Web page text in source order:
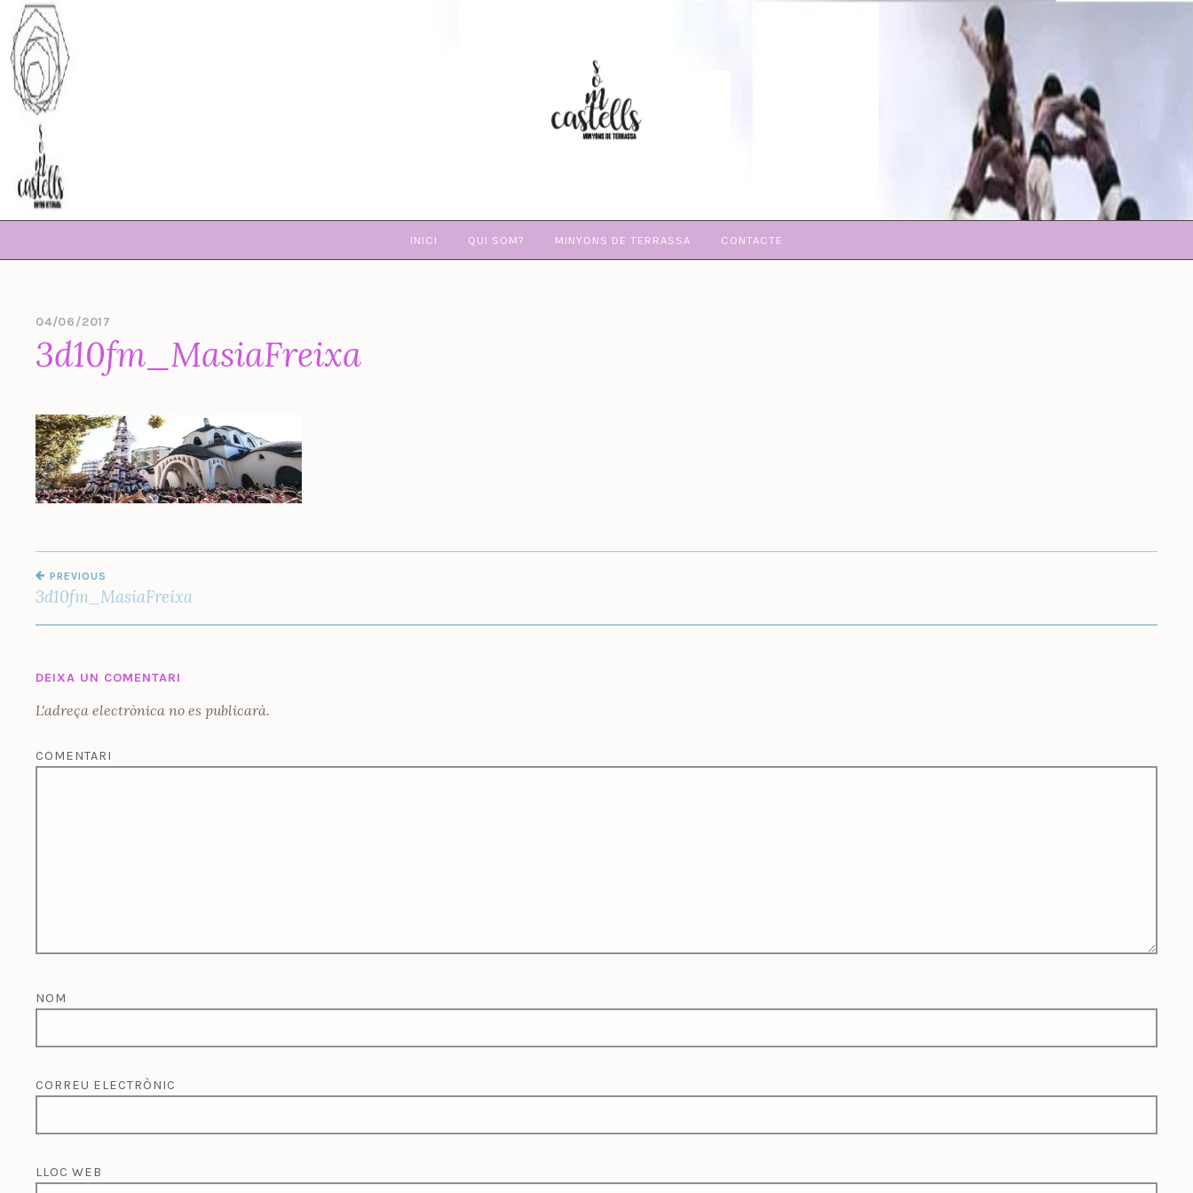
Skip
to
content
INICI QUI SOM? MINYONS DE TERRASSA CONTACTE
04/06/2017
Y
S
A
S
T
E
L
3d10fm_MasiaFreixa
NAVEGACIÓ
D'ENTRADES
PREVIOUS
3d10fm_MasiaFreixa
DEIXA UN COMENTARI
L'adreça electrònica no es publicarà.
COMENTARI
NOM
CORREU ELECTRÒNIC
LLOC WEB